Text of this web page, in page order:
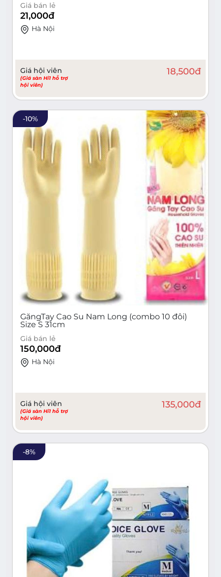
Giá bán lẻ
21,000đ
Hà Nội
Giá hội viên
(Giá sàn Hi1 hỗ trợ
hội viên)
18,500đ
-10%
GăngTay Cao Su Nam Long (combo 10 đôi)
Size S 31cm
Giá bán lẻ
150,000đ
Hà Nội
Giá hội viên
(Giá sàn Hi1 hỗ trợ
hội viên)
135,000đ
-8%